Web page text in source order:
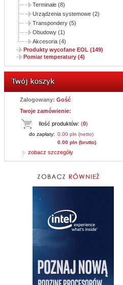
Terminale (8)
Urządzenia systemowe (2)
Transpondery (5)
Obudowy (1)
Akcesoria (4)
Produkty wycofane EOL (149)
Pomiar temperatury (4)
Zalogowany: Gość
Twoje zamówienie:
Ilość produktów: (0)
do zapłaty: 0.00 pln (netto)
0.00 pln (brutto)
zobacz szczegóły